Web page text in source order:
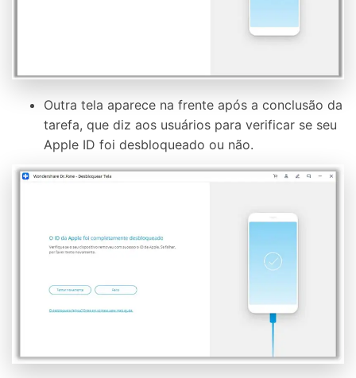
Outra tela aparece na frente após a conclusão da
tarefa, que diz aos usuários para verificar se seu
Apple ID foi desbloqueado ou não.